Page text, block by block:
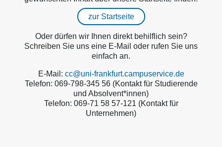
zur Startseite
Oder dürfen wir Ihnen direkt behilflich sein?
Schreiben Sie uns eine E-Mail oder rufen Sie uns
einfach an.
E-Mail: cc@uni-frankfurt.campuservice.de
Telefon: 069-798-345 56 (Kontakt für Studierende
und Absolvent*innen)
Telefon: 069-71 58 57-121 (Kontakt für
Unternehmen)